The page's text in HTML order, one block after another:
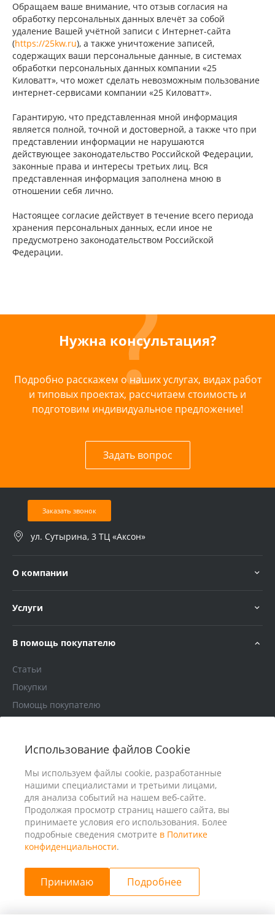
Использование файлов Cookie
Мы используем файлы cookie, разработанные
нашими специалистами и третьими лицами,
для анализа событий на нашем веб-сайте.
Продолжая просмотр страниц нашего сайта, вы
принимаете условия его использования. Более
подробные сведения смотрите в Политике
конфиденциальности.
Принимаю Подробнее
Обращаем ваше внимание, что отзыв согласия на
обработку персональных данных влечёт за собой
удаление Вашей учётной записи с Интернет-сайта
(https://25kw.ru), а также уничтожение записей,
содержащих ваши персональные данные, в системах
обработки персональных данных компании «25
Киловатт», что может сделать невозможным пользование
интернет-сервисами компании «25 Киловатт».
Гарантирую, что представленная мной информация
является полной, точной и достоверной, а также что при
представлении информации не нарушаются
действующее законодательство Российской Федерации,
законные права и интересы третьих лиц. Вся
представленная информация заполнена мною в
отношении себя лично.
Настоящее согласие действует в течение всего периода
хранения персональных данных, если иное не
предусмотрено законодательством Российской
Федерации.
Нужна консультация?
Подробно расскажем о наших услугах, видах работ
и типовых проектах, рассчитаем стоимость и
подготовим индивидуальное предложение!
Задать вопрос
Заказать звонок
ул. Сутырина, 3 ТЦ «Аксон»
О компании
Услуги
В помощь покупателю
Статьи
Покупки
Помощь покупателю
Политика конфиденциальности